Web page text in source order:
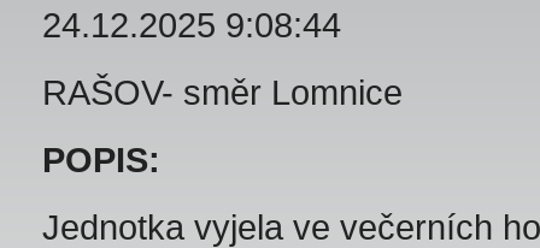
24.12.2025 9:08:44
RAŠOV- směr Lomnice
POPIS:
Jednotka vyjela ve večerních